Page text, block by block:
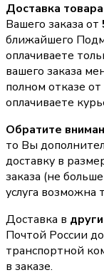
Доставка
Вашего заказа от
ближайшего
оплачиваете
вашего заказа
полном отказе
оплачиваете
Обратите
то Вы
доставку в
заказа (не
услуга
Доставка в
Почтой России
транспортной
в заказе.